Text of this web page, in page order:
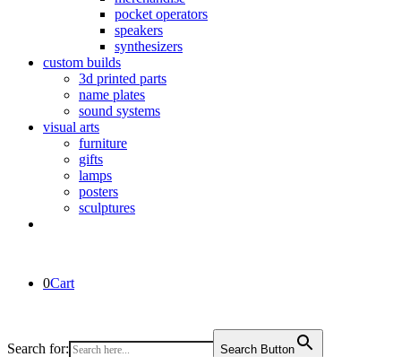
pocket operators
speakers
synthesizers
custom builds
3d printed parts
name plates
sound systems
visual arts
furniture
gifts
lamps
posters
sculptures
0Cart
Search for: Search Button